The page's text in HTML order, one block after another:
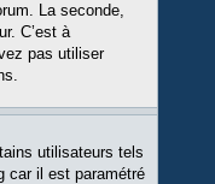
La seconde,
C’est à
pas utiliser
utilisateurs tels
car il est paramétré